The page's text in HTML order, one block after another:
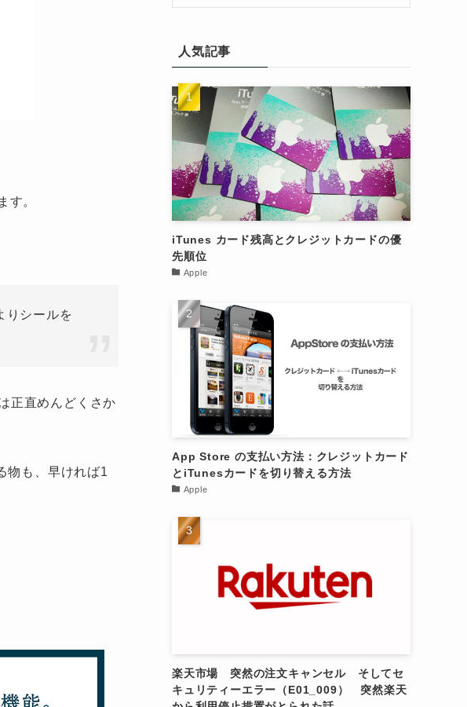
す。
りシールを
正直めんどくさか
物も、早ければ1
人気記事
iTunes カード残高とクレジットカードの優
先順位
Apple
App Store の支払い方法：クレジットカード
とiTunesカードを切り替える方法
Apple
楽天市場 突然の注文キャンセル そしてセ
キュリティーエラー（E01_009） 突然楽天